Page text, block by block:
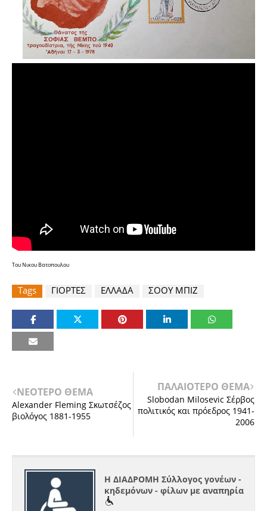
Tου Νικου Βατοπουλου
Tags ΓΙΟΡΤΕΣ ΕΛΛΑΔΑ ΣΟΟΥ ΜΠΙΖ
ΝΕΟΤΕΡΟ ΘΕΜΑ
Alexander Fleming Σκωτσέζος
βιολόγος 1881-1955
ΠΑΛΑΙΟΤΕΡΟ ΘΕΜΑ
Slobodan Milosevic Σέρβος
πολιτικός και πρόεδρος 1941-
2006
Η ΔΙΑΔΡΟΜΗ Σύλλογος γονέων -
κηδεμόνων - φίλων με αναπηρία